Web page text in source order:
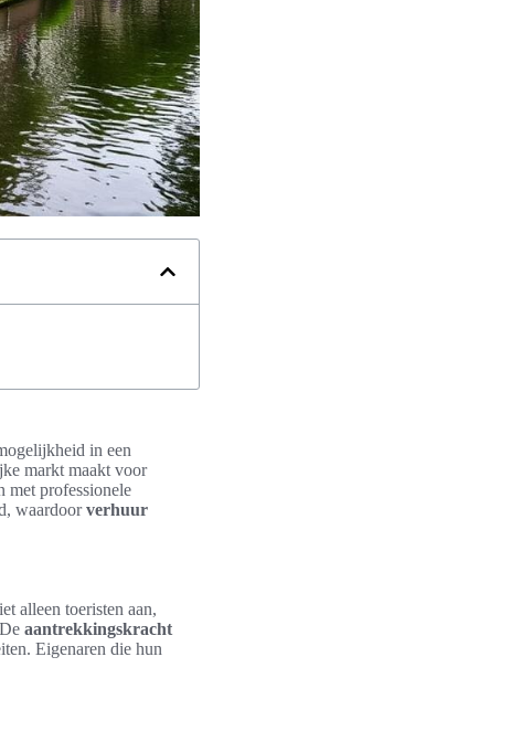
in een
markt maakt voor
met professionele
waardoorverhuur
alleen toeristen aan,
aantrekkingskracht
Eigenaren die hun